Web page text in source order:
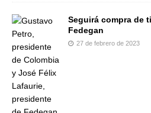
Seguirá compra de
Fedegan
27 de febrero de 2023